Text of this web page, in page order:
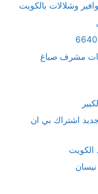
وشلالات بالكويت
مشرف صباغ
اشتراك بي ان
الكويت